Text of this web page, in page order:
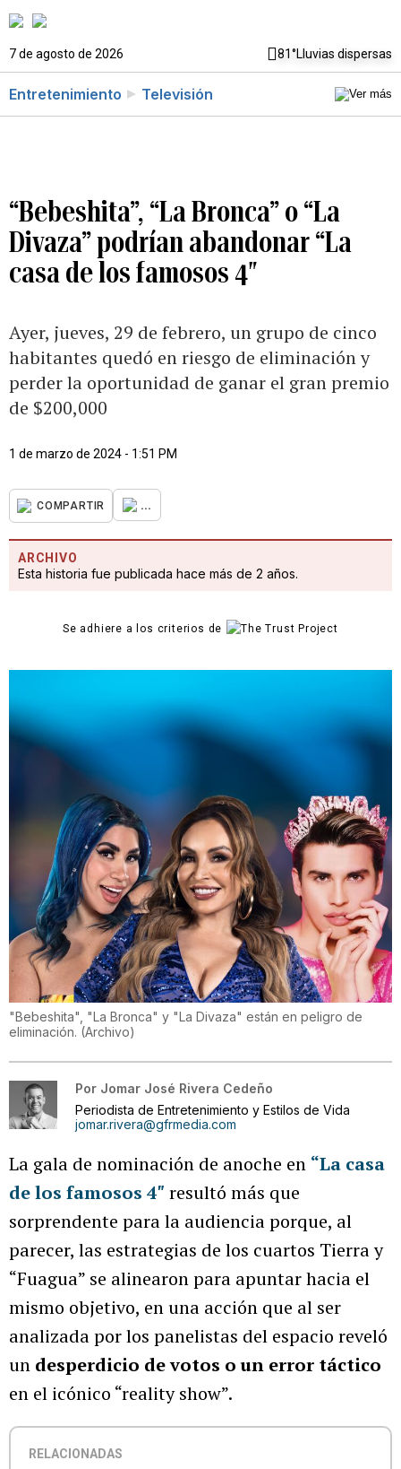
7 de agosto de 2026 81°Lluvias dispersas
Entretenimiento Televisión
“Bebeshita”, “La Bronca” o “La
Divaza” podrían abandonar “La
casa de los famosos 4″
Ayer, jueves, 29 de febrero, un grupo de cinco
habitantes quedó en riesgo de eliminación y
perder la oportunidad de ganar el gran premio
de $200,000
1 de marzo de 2024 - 1:51 PM
COMPARTIR ...
ARCHIVO
Esta historia fue publicada hace más de 2 años.
Se adhiere a los criterios de
"Bebeshita", "La Bronca" y "La Divaza" están en peligro de
eliminación. (Archivo)
Por Jomar José Rivera Cedeño
Periodista de Entretenimiento y Estilos de Vida
jomar.rivera@gfrmedia.com
La gala de nominación de anoche en “La casa
de los famosos 4″ resultó más que
sorprendente para la audiencia porque, al
parecer, las estrategias de los cuartos Tierra y
“Fuagua” se alinearon para apuntar hacia el
mismo objetivo, en una acción que al ser
analizada por los panelistas del espacio reveló
un desperdicio de votos o un error táctico
en el icónico “reality show”.
RELACIONADAS